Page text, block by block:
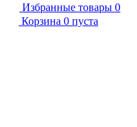
Избранные товары 0
Корзина 0 пуста